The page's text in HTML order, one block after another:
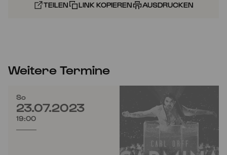
TEILEN LINK KOPIEREN AUSDRUCKEN
Weitere Termine
So
23.07.2023
19:00